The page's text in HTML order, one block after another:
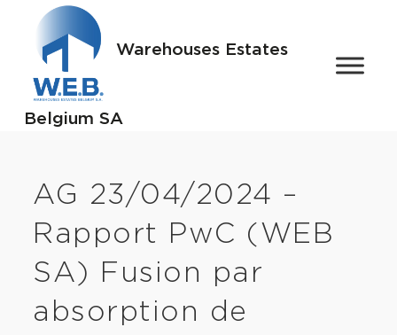
Warehouses Estates
Belgium SA
AG 23/04/2024 –
Rapport PwC (WEB
SA) Fusion par
absorption de